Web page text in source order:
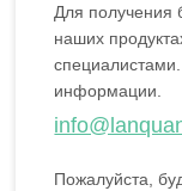
Для получения
наших
информации.
Пожалуйста,